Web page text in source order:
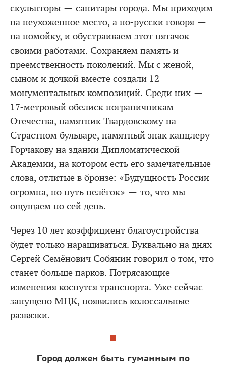
скульпторы — санитары города. Мы приходим
на неухоженное место, а по-русски говоря —
на помойку, и обустраиваем этот пятачок
своими работами. Сохраняем память и
преемственность поколений. Мы с женой,
сыном и дочкой вместе создали 12
монументальных композиций. Среди них —
17-метровый обелиск пограничникам
Отечества, памятник Твардовскому на
Страстном бульваре, памятный знак канцлеру
Горчакову на здании Дипломатической
Академии, на котором есть его замечательные
слова, отлитые в бронзе: «Будущность России
огромна, но путь нелёгок» — то, что мы
ощущаем по сей день.
Через 10 лет коэффициент благоустройства
будет только наращиваться. Буквально на днях
Сергей Семёнович Собянин говорил о том, что
станет больше парков. Потрясающие
изменения коснутся транспорта. Уже сейчас
запущено МЦК, появились колоссальные
развязки.
Город должен быть гуманным по